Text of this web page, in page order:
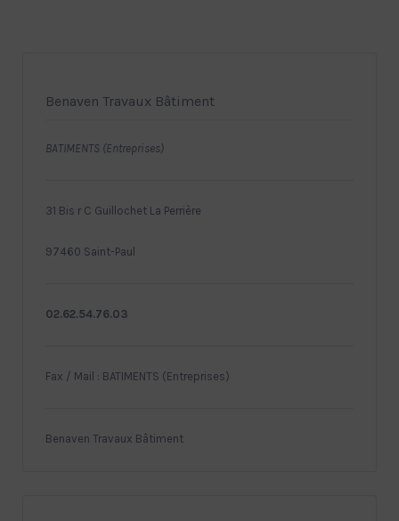
Benaven Travaux Bâtiment
BATIMENTS (Entreprises)
31 Bis r C Guillochet La Perrière
97460 Saint-Paul
02.62.54.76.03
Fax / Mail : BATIMENTS (Entreprises)
Benaven Travaux Bâtiment